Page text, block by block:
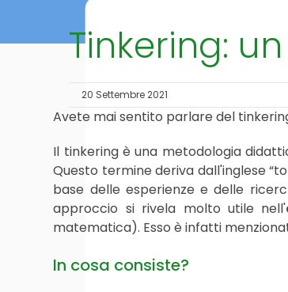
Tinkering:
20 Settembre 2021
Avete mai sentito parlare del
Il tinkering è una metodologia
Questo termine deriva dall'inglese
base delle esperienze e delle
approccio si rivela molto utile nell'
matematica). Esso è infatti
In cosa consiste?